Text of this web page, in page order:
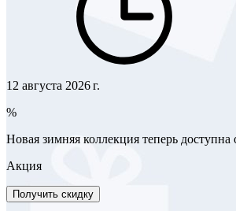
12 августа 2026 г.
%
Новая зимняя коллекция теперь доступна
Акция
Получить скидку